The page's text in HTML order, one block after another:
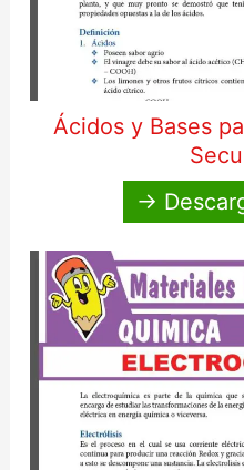
Ácidos y Bases
→